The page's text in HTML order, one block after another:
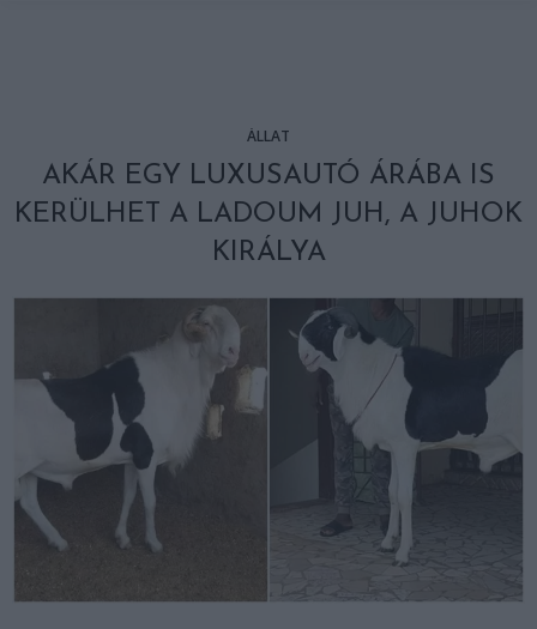
ÁLLAT
AKÁR EGY LUXUSAUTÓ ÁRÁBA IS
KERÜLHET A LADOUM JUH, A JUHOK
KIRÁLYA